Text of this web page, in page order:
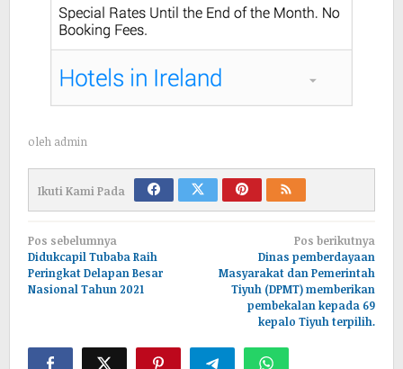
oleh admin
Ikuti Kami Pada
Navigasi
pos
Pos sebelumnya
Didukcapil Tubaba Raih
Peringkat Delapan Besar
Nasional Tahun 2021
Pos berikutnya
Dinas pemberdayaan
Masyarakat dan Pemerintah
Tiyuh (DPMT) memberikan
pembekalan kepada 69
kepalo Tiyuh terpilih.